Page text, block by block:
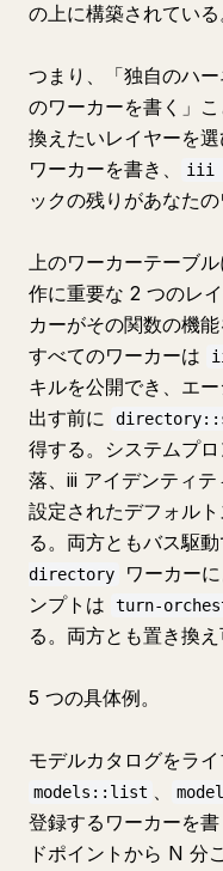
の上に構築されている
つまり、「独自のハ
のワーカーを書く」
換えたいレイヤーを
ワーカーを書き、
iii
ックの残りがあなた
上のワーカーテーブ
作に重要な 2 つのレ
カーがその関数の機
すべてのワーカーは
キルを公開でき、エ
出す前に
得する。システムプ
落、iii アイデンティ
設定されたデフォル
る。両方ともバス駆
directory
ワーカー
ンプトは
turn-
る。両方とも置き換え
5 つの具体例。
モデルカタログをラ
models::list 、
登録するワーカーを
ドポイントから N 分